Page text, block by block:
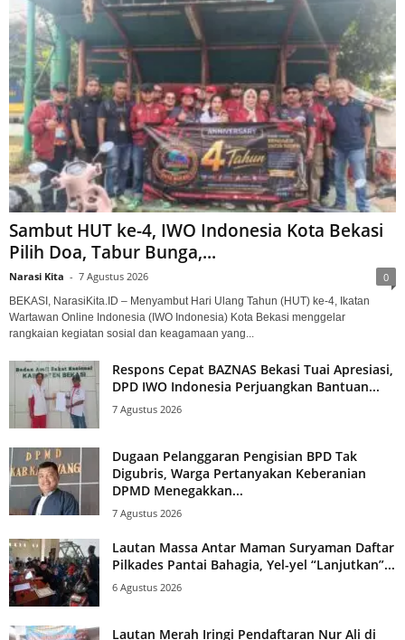
Sambut HUT ke-4, IWO Indonesia Kota Bekasi
Pilih Doa, Tabur Bunga,...
Narasi Kita - 7 Agustus 2026 0
BEKASI, NarasiKita.ID – Menyambut Hari Ulang Tahun (HUT) ke-4, Ikatan
Wartawan Online Indonesia (IWO Indonesia) Kota Bekasi menggelar
rangkaian kegiatan sosial dan keagamaan yang...
Respons Cepat BAZNAS Bekasi Tuai Apresiasi,
DPD IWO Indonesia Perjuangkan Bantuan...
7 Agustus 2026
Dugaan Pelanggaran Pengisian BPD Tak
Digubris, Warga Pertanyakan Keberanian
DPMD Menegakkan...
7 Agustus 2026
Lautan Massa Antar Maman Suryaman Daftar
Pilkades Pantai Bahagia, Yel-yel “Lanjutkan”...
6 Agustus 2026
Lautan Merah Iringi Pendaftaran Nur Ali di